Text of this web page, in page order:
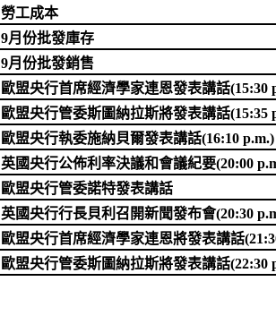
勞工成本
9月份批發庫存
9月份批發銷售
歐盟央行首席經濟學家連恩發表講話(15:30
歐盟央行管委斯圖納拉斯將發表講話(15:35
歐盟央行執委施納貝爾發表講話(16:10 p.m.)
英國央行公佈利率決議和會議紀要(20:00
歐盟央行管委諾特發表講話
英國央行行長貝利召開新聞發布會(20:30
歐盟央行首席經濟學家連恩將發表講話
歐盟央行管委斯圖納拉斯將發表講話(22:30